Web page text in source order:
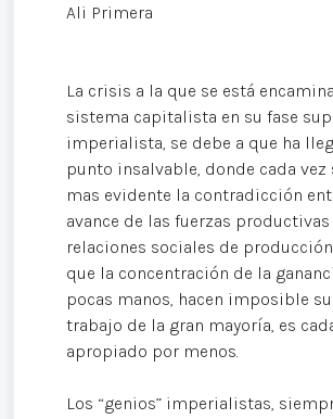
Ali Primera
La crisis a la que se está
sistema capitalista en su fase
imperialista, se debe a que ha
punto insalvable, donde cada vez
mas evidente la contradicción
avance de las fuerzas productivas
relaciones sociales de
que la concentración de la
pocas manos, hacen imposible su
trabajo de la gran mayoría, es
apropiado por menos.
Los “genios” imperialistas,